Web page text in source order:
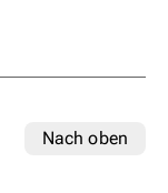
Nach oben